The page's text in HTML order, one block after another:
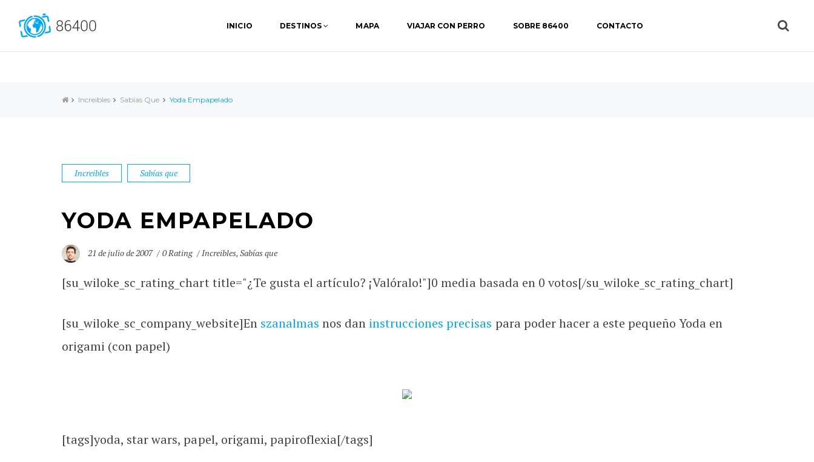
INICIO DESTINOS MAPA VIAJAR CON PERRO SOBRE 86400 CONTACTO
Increibles Sabías Que Yoda Empapelado
Increibles Sabías que
YODA EMPAPELADO
21 de julio de 2007 0 Rating Increibles,Sabías que
[su_wiloke_sc_rating_chart title="¿Te gusta el artículo? ¡Valóralo!"]0media basada en 0 votos[/su_wiloke_sc_rating_chart]
[su_wiloke_sc_company_website]En szanalmas nos dan instrucciones precisas para poder hacer a este pequeño Yoda en
origami (con papel)
[tags]yoda, star wars, papel, origami, papiroflexia[/tags]